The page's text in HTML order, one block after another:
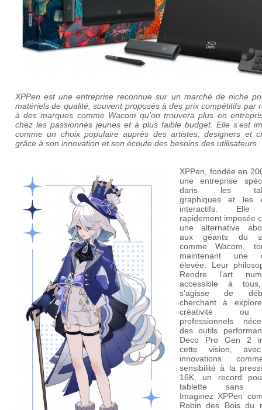
XPPen est une entreprise reconnue sur un marché de niche
matériels de qualité, souvent proposés à des prix compétitifs par
à des marques comme Wacom qu'on trouvera plus en
chez les passionnés jeunes et à plus faible budget. Elle s’est
comme un choix populaire auprès des artistes, designers et
grâce à son innovation et son écoute des besoins des utilisateurs.
XPPen, fondée en
une entreprise
dans les
graphiques et les
interactifs. Elle
rapidement imposée
une alternative
aux géants du
comme Wacom,
maintenant une
élevée. Leur
Rendre l’art
accessible à
s’agisse de
cherchant à
créativité
professionnels
des outils
Deco Pro Gen 2
cette vision,
innovations
sensibilité à la
16K, un record
tablette sans
Imaginez XPPen
Robin des Bois du